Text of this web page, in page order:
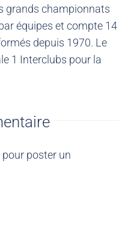
grands championnats
équipes et compte 14
depuis 1970. Le
1 Interclubs pour la
pour poster un